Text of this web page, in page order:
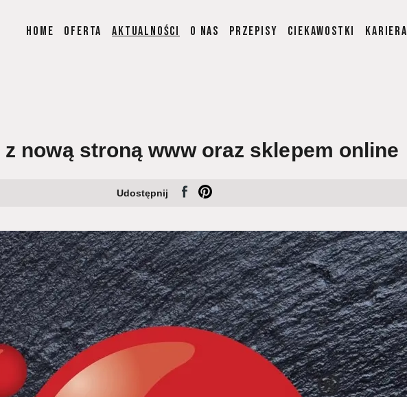
Home Oferta Aktualności O nas Przepisy Ciekawostki Kariera
z nową stroną www oraz sklepem online
Udostępnij